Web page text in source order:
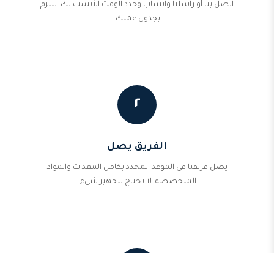
اتصل بنا أو راسلنا واتساب وحدد الوقت الأنسب لك. نلتزم
بجدول عملك.
٢
الفريق يصل
يصل فريقنا في الموعد المحدد بكامل المعدات والمواد
المتخصصة. لا تحتاج لتجهيز شيء.